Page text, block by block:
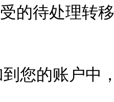
的待处理转
您的账户中